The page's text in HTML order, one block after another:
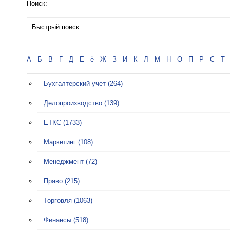
Поиск:
А Б В Г Д Е ё Ж З И К Л М Н О П Р С Т
Бухгалтерский учет (264)
Делопроизводство (139)
ЕТКС (1733)
Маркетинг (108)
Менеджмент (72)
Право (215)
Торговля (1063)
Финансы (518)